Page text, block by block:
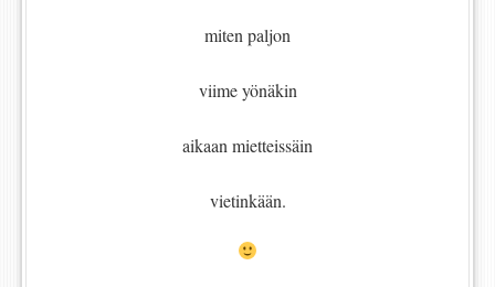
miten paljon
viime yönäkin
aikaan mietteissäin
vietinkään.